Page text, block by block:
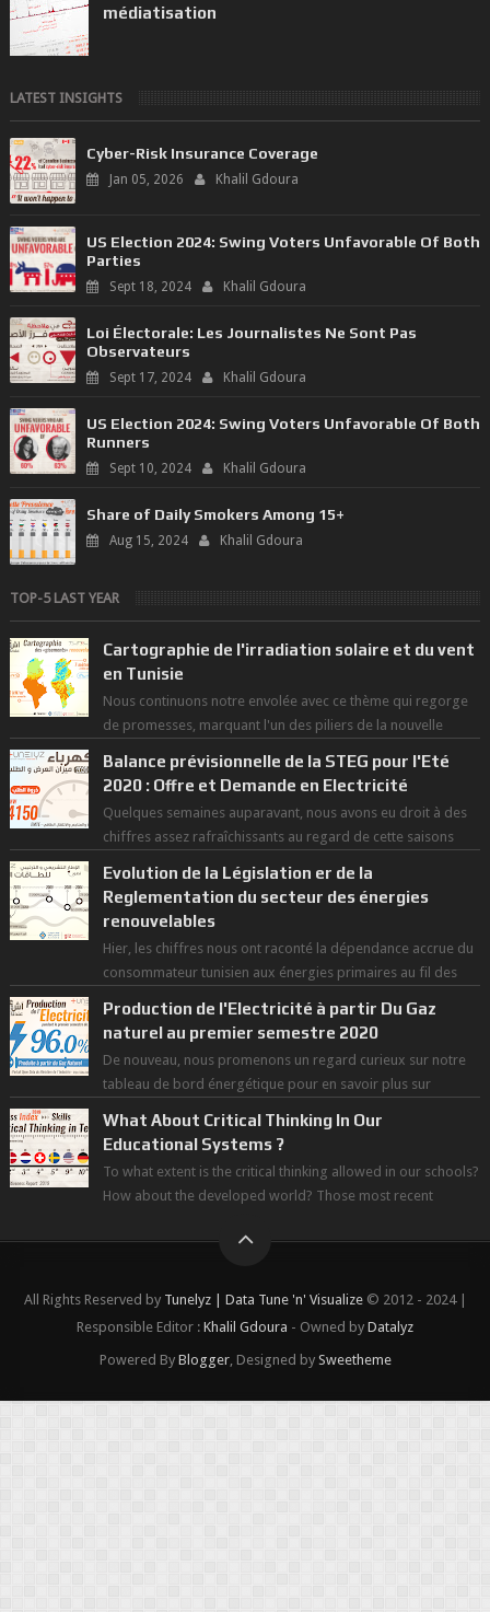
médiatisation
LATEST INSIGHTS
Cyber-Risk Insurance Coverage
Jan 05, 2026 Khalil Gdoura
US Election 2024: Swing Voters Unfavorable Of Both
Parties
Sept 18, 2024 Khalil Gdoura
Loi Électorale: Les Journalistes Ne Sont Pas
Observateurs
Sept 17, 2024 Khalil Gdoura
US Election 2024: Swing Voters Unfavorable Of Both
Runners
Sept 10, 2024 Khalil Gdoura
Share of Daily Smokers Among 15+
Aug 15, 2024 Khalil Gdoura
TOP-5 LAST YEAR
Cartographie de l'irradiation solaire et du vent
en Tunisie
Nous continuons notre envolée avec ce thème qui regorge
de promesses, marquant l'un des piliers de la nouvelle
Balance prévisionnelle de la STEG pour l'Eté
2020 : Offre et Demande en Electricité
Quelques semaines auparavant, nous avons eu droit à des
chiffres assez rafraîchissants au regard de cette saisons
Evolution de la Législation er de la
Reglementation du secteur des énergies
renouvelables
Hier, les chiffres nous ont raconté la dépendance accrue du
consommateur tunisien aux énergies primaires au fil des
Production de l'Electricité à partir Du Gaz
naturel au premier semestre 2020
De nouveau, nous promenons un regard curieux sur notre
tableau de bord énergétique pour en savoir plus sur
What About Critical Thinking In Our
Educational Systems ?
To what extent is the critical thinking allowed in our schools?
How about the developed world? Those most recent
All Rights Reserved by Tunelyz | Data Tune 'n' Visualize© 2012 - 2024 |
Responsible Editor : Khalil Gdoura - Owned by Datalyz
Powered By Blogger, Designed by Sweetheme